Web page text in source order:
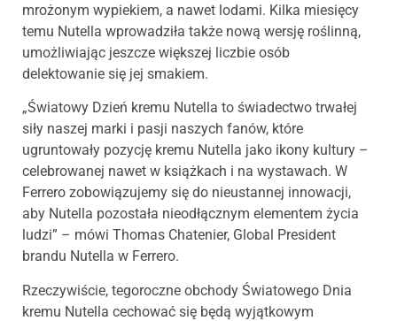
mrożonym wypiekiem, a nawet lodami. Kilka miesięcy
temu Nutella wprowadziła także nową wersję roślinną,
umożliwiając jeszcze większej liczbie osób
delektowanie się jej smakiem.
„Światowy Dzień kremu Nutella to świadectwo trwałej
siły naszej marki i pasji naszych fanów, które
ugruntowały pozycję kremu Nutella jako ikony kultury –
celebrowanej nawet w książkach i na wystawach. W
Ferrero zobowiązujemy się do nieustannej innowacji,
aby Nutella pozostała nieodłącznym elementem życia
ludzi” – mówi Thomas Chatenier, Global President
brandu Nutella w Ferrero.
Rzeczywiście, tegoroczne obchody Światowego Dnia
kremu Nutella cechować się będą wyjątkowym